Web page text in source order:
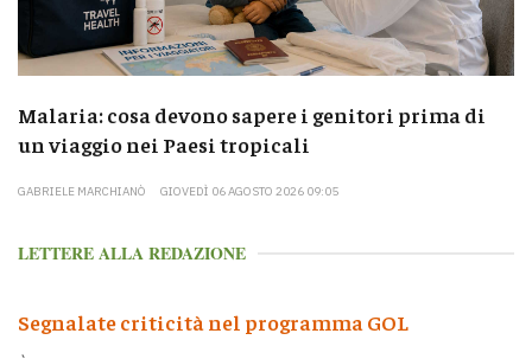
Malaria: cosa devono sapere i genitori prima di
un viaggio nei Paesi tropicali
GABRIELE MARCHIANÒ GIOVEDÌ 06 AGOSTO 2026 09:05
LETTERE ALLA REDAZIONE
Segnalate criticità nel programma GOL